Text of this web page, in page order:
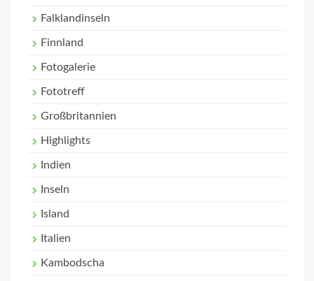
Falklandinseln
Finnland
Fotogalerie
Fototreff
Großbritannien
Highlights
Indien
Inseln
Island
Italien
Kambodscha